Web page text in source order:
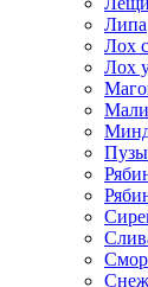
Липа
Лох
Лох